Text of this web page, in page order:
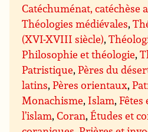
Catéchuménat, catéchèse
Théologies médiévales,
(XVI-XVIII siècle),
Philosophie et théologie,
Patristique,Pères du
latins,Pères orientaux,
Monachisme, Islam,Fêtes
l’islam,Coran,Études et